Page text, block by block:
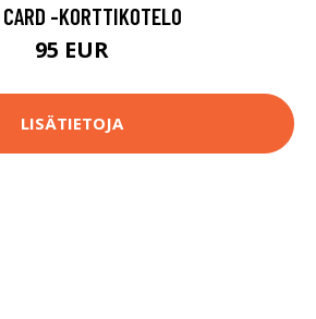
-KORTTIKOTELO
95 EUR
LISÄTIETOJA